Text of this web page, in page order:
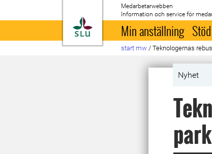
Till startsida
Medarbetarwebben
Information och service för
Min anställning
start mw / Teknologernas
Nyhet